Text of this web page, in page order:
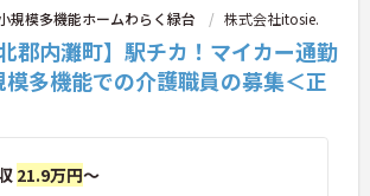
規模多機能ホームわらく緑台 株式会社itosie.
郡内灘町】駅チカ！マイカー通勤
多機能での介護職員の募集＜正
21.9万円～